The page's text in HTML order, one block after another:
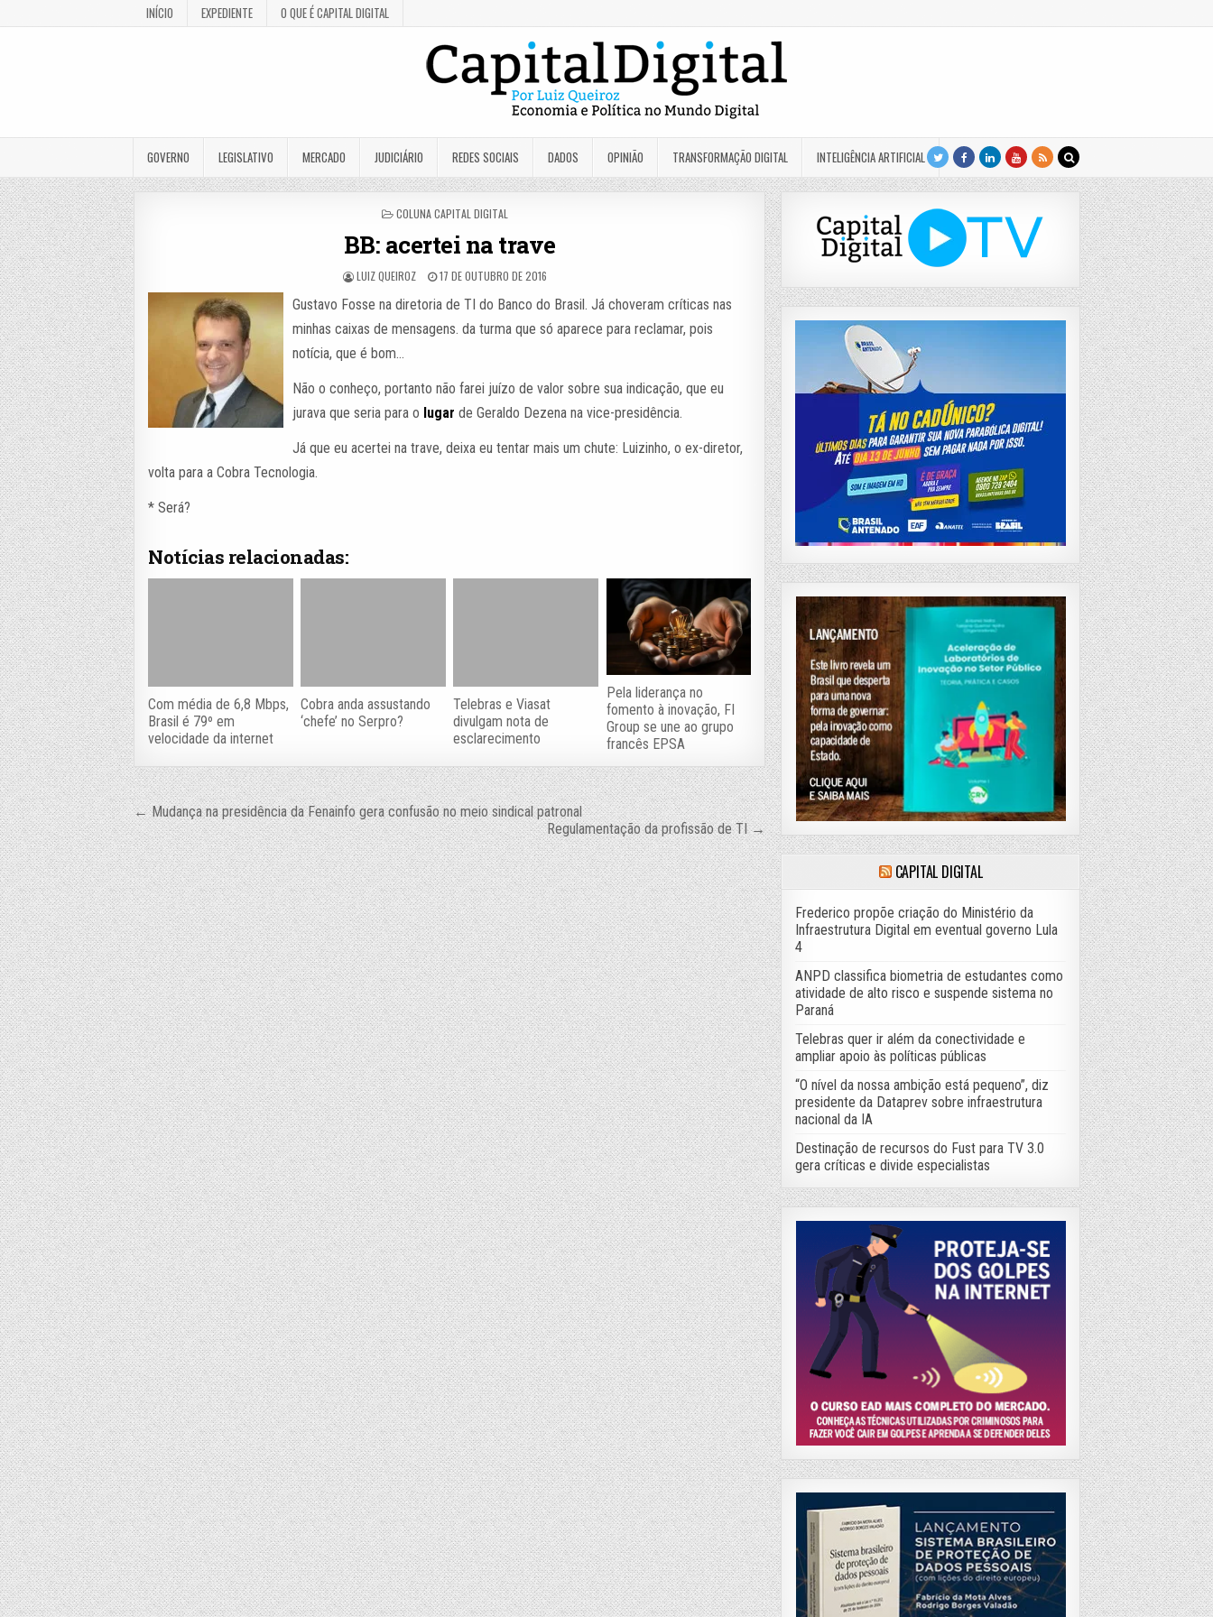
INÍCIO EXPEDIENTE O QUE É CAPITAL DIGITAL
GOVERNO LEGISLATIVO MERCADO JUDICIÁRIO REDES SOCIAIS DADOS OPINIÃO TRANSFORMAÇÃO DIGITAL INTELIGÊNCIA ARTIFICIAL
POSTED
COLUNA CAPITAL DIGITAL
BB: acertei na trave
LUIZ QUEIROZ 17 DE OUTUBRO DE 2016
Gustavo Fosse na diretoria de TI do Banco do Brasil. Já choveram críticas nas
minhas caixas de mensagens. da turma que só aparece para reclamar, pois
notícia, que é bom…
Não o conheço, portanto não farei juízo de valor sobre sua indicação, que eu
jurava que seria para o lugar de Geraldo Dezena na vice-presidência.
Já que eu acertei na trave, deixa eu tentar mais um chute: Luizinho, o ex-diretor,
volta para a Cobra Tecnologia.
* Será?
Notícias relacionadas:
Com média de 6,8 Mbps,
Brasil é 79º em
velocidade da internet
Cobra anda assustando
‘chefe’ no Serpro?
Telebras e Viasat
divulgam nota de
esclarecimento
Pela liderança no
fomento à inovação, FI
Group se une ao grupo
francês EPSA
Navegação
de
Post
← Mudança na presidência da Fenainfo gera confusão no meio sindical patronal
Regulamentação da profissão de TI →
CAPITAL DIGITAL
Frederico propõe criação do Ministério da
Infraestrutura Digital em eventual governo Lula
4
ANPD classifica biometria de estudantes como
atividade de alto risco e suspende sistema no
Paraná
Telebras quer ir além da conectividade e
ampliar apoio às políticas públicas
“O nível da nossa ambição está pequeno”, diz
presidente da Dataprev sobre infraestrutura
nacional da IA
Destinação de recursos do Fust para TV 3.0
gera críticas e divide especialistas